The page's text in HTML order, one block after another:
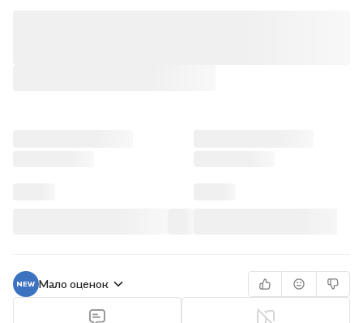
Мало оценок